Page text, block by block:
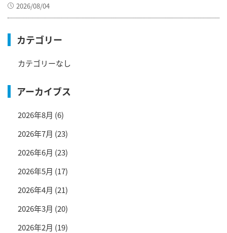
2026/08/04
カテゴリー
カテゴリーなし
アーカイブス
2026年8月 (6)
2026年7月 (23)
2026年6月 (23)
2026年5月 (17)
2026年4月 (21)
2026年3月 (20)
2026年2月 (19)